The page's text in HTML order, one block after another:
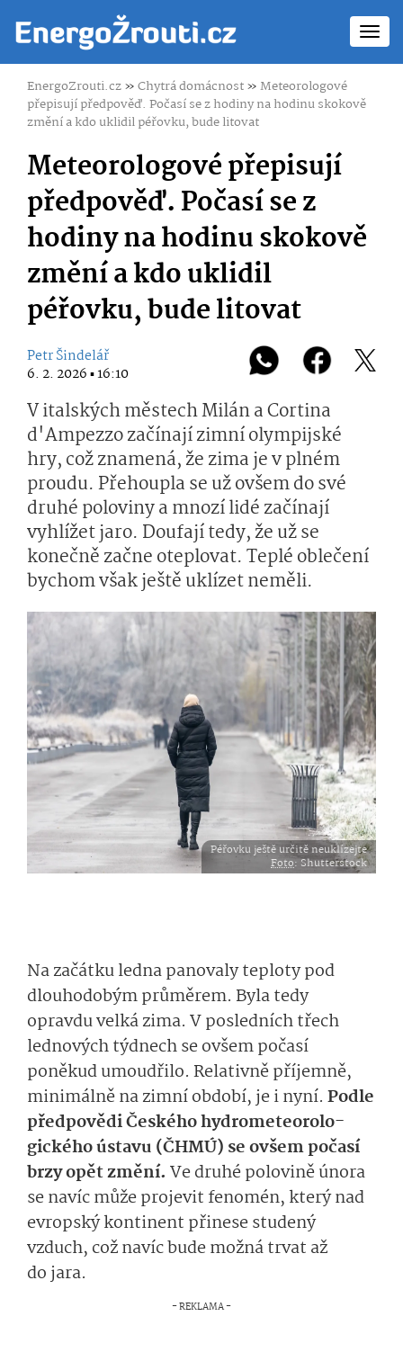
EnergoZrouti.cz»Chytrá domácnost»Meteorologové
přepisují předpověď. Počasí se z hodiny na hodinu skokově
změní a kdo uklidil péřovku, bude litovat
Meteorologové přepisují
předpověď. Počasí se z
hodiny na hodinu skokově
změní a kdo uklidil
péřovku, bude litovat
Petr Šindelář
6. 2. 2026 ▪ 16:10
V italských městech Milán a Cortina
d'Ampezzo začínají zimní olympijské
hry, což znamená, že zima je v plném
proudu. Přehoupla se už ovšem do své
druhé poloviny a mnozí lidé začínají
vyhlížet jaro. Doufají tedy, že už se
konečně začne oteplovat. Teplé oblečení
bychom však ještě uklízet neměli.
Péřovku ještě určitě neuklízejte
Foto: Shutterstock
Na začátku ledna panovaly teploty pod
dlouhodobým průměrem. Byla tedy
opravdu velká zima. V posledních třech
lednových týdnech se ovšem počasí
poněkud umoudřilo. Relativně příjemně,
minimálně na zimní období, je i nyní. Podle
předpovědi Českého hydrometeorolo­
gického ústavu (ČHMÚ) se ovšem počasí
brzy opět změní. Ve druhé polovině února
se navíc může projevit fenomén, který nad
evropský kontinent přinese studený
vzduch, což navíc bude možná trvat až
do jara.